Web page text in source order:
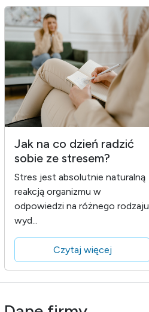
Jak na co dzień radzić
sobie ze stresem?
Stres jest absolutnie naturalną
reakcją organizmu w
odpowiedzi na różnego rodzaju
wyd...
Czytaj więcej